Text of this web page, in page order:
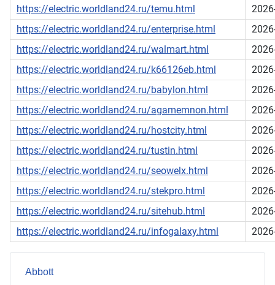
https://electric.worldland24.ru/temu.html
https://electric.worldland24.ru/enterprise.html
https://electric.worldland24.ru/walmart.html
https://electric.worldland24.ru/k66126eb.html
https://electric.worldland24.ru/babylon.html
https://electric.worldland24.ru/agamemnon.html
https://electric.worldland24.ru/hostcity.html
https://electric.worldland24.ru/tustin.html
https://electric.worldland24.ru/seowelx.html
https://electric.worldland24.ru/stekpro.html
https://electric.worldland24.ru/sitehub.html
https://electric.worldland24.ru/infogalaxy.html
Abbott